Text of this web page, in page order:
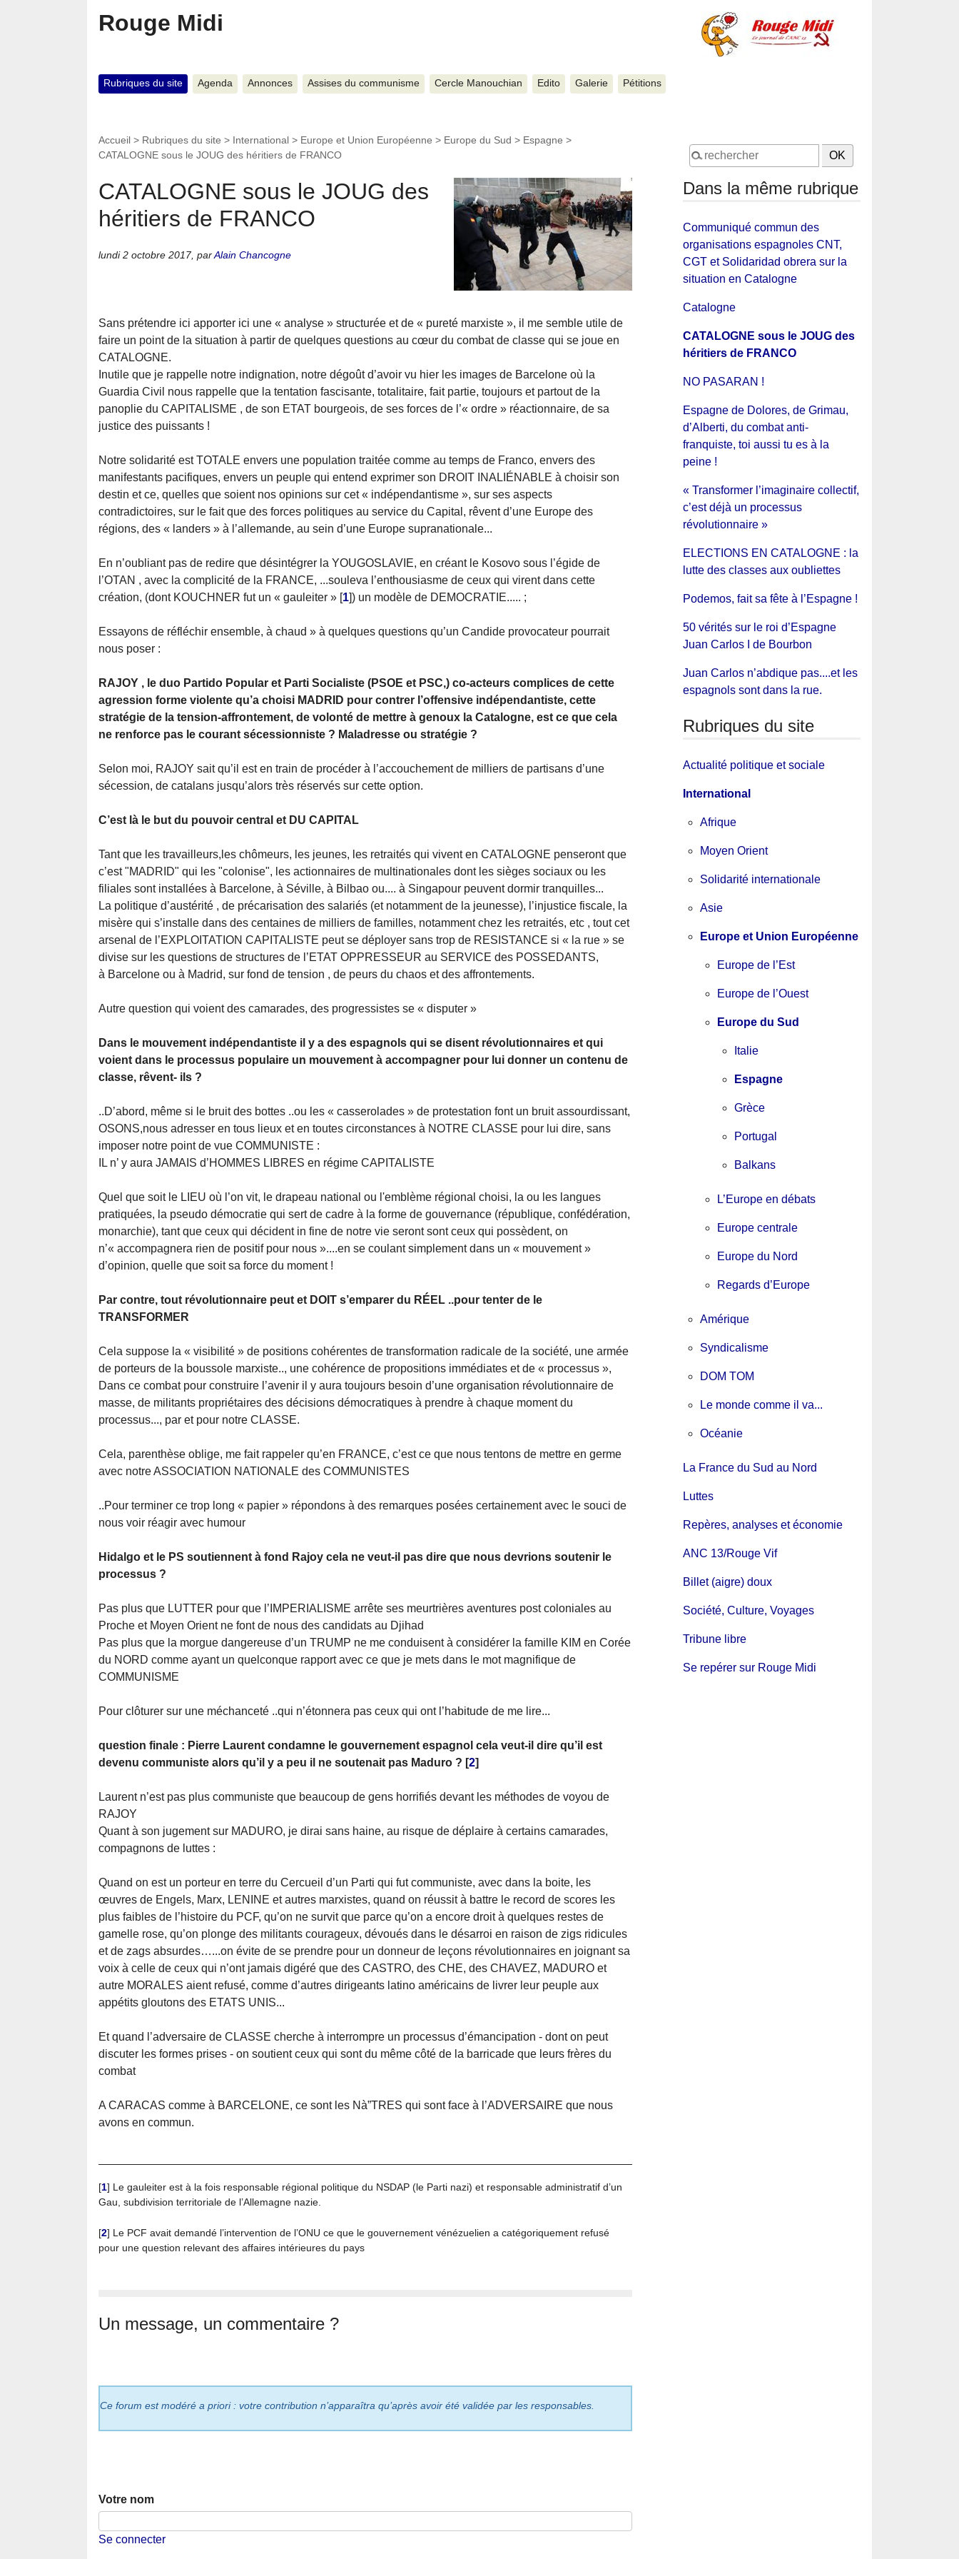
Rouge Midi
Rubriques du site Agenda Annonces Assises du communisme Cercle Manouchian Edito Galerie Pétitions
Accueil > Rubriques du site > International > Europe et Union Européenne > Europe du Sud > Espagne >
CATALOGNE sous le JOUG des héritiers de FRANCO
CATALOGNE sous le JOUG des
héritiers de FRANCO
lundi 2 octobre 2017, parAlain Chancogne
Sans prétendre ici apporter ici une « analyse » structurée et de « pureté marxiste », il me semble utile de
faire un point de la situation à partir de quelques questions au cœur du combat de classe qui se joue en
CATALOGNE.
Inutile que je rappelle notre indignation, notre dégoût d’avoir vu hier les images de Barcelone où la
Guardia Civil nous rappelle que la tentation fascisante, totalitaire, fait partie, toujours et partout de la
panoplie du CAPITALISME , de son ETAT bourgeois, de ses forces de l’« ordre » réactionnaire, de sa
justice des puissants !
Notre solidarité est TOTALE envers une population traitée comme au temps de Franco, envers des
manifestants pacifiques, envers un peuple qui entend exprimer son DROIT INALIÉNABLE à choisir son
destin et ce, quelles que soient nos opinions sur cet « indépendantisme », sur ses aspects
contradictoires, sur le fait que des forces politiques au service du Capital, rêvent d’une Europe des
régions, des « landers » à l’allemande, au sein d’une Europe supranationale...
En n’oubliant pas de redire que désintégrer la YOUGOSLAVIE, en créant le Kosovo sous l’égide de
l’OTAN , avec la complicité de la FRANCE, ...souleva l’enthousiasme de ceux qui virent dans cette
création, (dont KOUCHNER fut un « gauleiter » [1]) un modèle de DEMOCRATIE..... ;
Essayons de réfléchir ensemble, à chaud » à quelques questions qu’un Candide provocateur pourrait
nous poser :
RAJOY , le duo Partido Popular et Parti Socialiste (PSOE et PSC,) co-acteurs complices de cette
agression forme violente qu’a choisi MADRID pour contrer l’offensive indépendantiste, cette
stratégie de la tension-affrontement, de volonté de mettre à genoux la Catalogne, est ce que cela
ne renforce pas le courant sécessionniste ? Maladresse ou stratégie ?
Selon moi, RAJOY sait qu’il est en train de procéder à l’accouchement de milliers de partisans d’une
sécession, de catalans jusqu’alors très réservés sur cette option.
C’est là le but du pouvoir central et DU CAPITAL
Tant que les travailleurs,les chômeurs, les jeunes, les retraités qui vivent en CATALOGNE penseront que
c’est "MADRID" qui les "colonise", les actionnaires de multinationales dont les sièges sociaux ou les
filiales sont installées à Barcelone, à Séville, à Bilbao ou.... à Singapour peuvent dormir tranquilles...
La politique d’austérité , de précarisation des salariés (et notamment de la jeunesse), l’injustice fiscale, la
misère qui s’installe dans des centaines de milliers de familles, notamment chez les retraités, etc , tout cet
arsenal de l’EXPLOITATION CAPITALISTE peut se déployer sans trop de RESISTANCE si « la rue » se
divise sur les questions de structures de l’ETAT OPPRESSEUR au SERVICE des POSSEDANTS,
à Barcelone ou à Madrid, sur fond de tension , de peurs du chaos et des affrontements.
Autre question qui voient des camarades, des progressistes se « disputer »
Dans le mouvement indépendantiste il y a des espagnols qui se disent révolutionnaires et qui
voient dans le processus populaire un mouvement à accompagner pour lui donner un contenu de
classe, rêvent- ils ?
..D’abord, même si le bruit des bottes ..ou les « casserolades » de protestation font un bruit assourdissant,
OSONS,nous adresser en tous lieux et en toutes circonstances à NOTRE CLASSE pour lui dire, sans
imposer notre point de vue COMMUNISTE :
IL n’ y aura JAMAIS d’HOMMES LIBRES en régime CAPITALISTE
Quel que soit le LIEU où l’on vit, le drapeau national ou l'emblème régional choisi, la ou les langues
pratiquées, la pseudo démocratie qui sert de cadre à la forme de gouvernance (république, confédération,
monarchie), tant que ceux qui décident in fine de notre vie seront sont ceux qui possèdent, on
n’« accompagnera rien de positif pour nous »....en se coulant simplement dans un « mouvement »
d’opinion, quelle que soit sa force du moment !
Par contre, tout révolutionnaire peut et DOIT s’emparer du RÉEL ..pour tenter de le
TRANSFORMER
Cela suppose la « visibilité » de positions cohérentes de transformation radicale de la société, une armée
de porteurs de la boussole marxiste.., une cohérence de propositions immédiates et de « processus »,
Dans ce combat pour construire l’avenir il y aura toujours besoin d’une organisation révolutionnaire de
masse, de militants propriétaires des décisions démocratiques à prendre à chaque moment du
processus..., par et pour notre CLASSE.
Cela, parenthèse oblige, me fait rappeler qu’en FRANCE, c’est ce que nous tentons de mettre en germe
avec notre ASSOCIATION NATIONALE des COMMUNISTES
..Pour terminer ce trop long « papier » répondons à des remarques posées certainement avec le souci de
nous voir réagir avec humour
Hidalgo et le PS soutiennent à fond Rajoy cela ne veut-il pas dire que nous devrions soutenir le
processus ?
Pas plus que LUTTER pour que l’IMPERIALISME arrête ses meurtrières aventures post coloniales au
Proche et Moyen Orient ne font de nous des candidats au Djihad
Pas plus que la morgue dangereuse d’un TRUMP ne me conduisent à considérer la famille KIM en Corée
du NORD comme ayant un quelconque rapport avec ce que je mets dans le mot magnifique de
COMMUNISME
Pour clôturer sur une méchanceté ..qui n’étonnera pas ceux qui ont l’habitude de me lire...
question finale : Pierre Laurent condamne le gouvernement espagnol cela veut-il dire qu’il est
devenu communiste alors qu’il y a peu il ne soutenait pas Maduro ? [2]
Laurent n’est pas plus communiste que beaucoup de gens horrifiés devant les méthodes de voyou de
RAJOY
Quant à son jugement sur MADURO, je dirai sans haine, au risque de déplaire à certains camarades,
compagnons de luttes :
Quand on est un porteur en terre du Cercueil d’un Parti qui fut communiste, avec dans la boite, les
œuvres de Engels, Marx, LENINE et autres marxistes, quand on réussit à battre le record de scores les
plus faibles de l’histoire du PCF, qu’on ne survit que parce qu’on a encore droit à quelques restes de
gamelle rose, qu’on plonge des militants courageux, dévoués dans le désarroi en raison de zigs ridicules
et de zags absurdes…...on évite de se prendre pour un donneur de leçons révolutionnaires en joignant sa
voix à celle de ceux qui n’ont jamais digéré que des CASTRO, des CHE, des CHAVEZ, MADURO et
autre MORALES aient refusé, comme d’autres dirigeants latino américains de livrer leur peuple aux
appétits gloutons des ETATS UNIS...
Et quand l’adversaire de CLASSE cherche à interrompre un processus d’émancipation - dont on peut
discuter les formes prises - on soutient ceux qui sont du même côté de la barricade que leurs frères du
combat
A CARACAS comme à BARCELONE, ce sont les Nà”TRES qui sont face à l’ADVERSAIRE que nous
avons en commun.
[1] Le gauleiter est à la fois responsable régional politique du NSDAP (le Parti nazi) et responsable administratif d’un
Gau, subdivision territoriale de l’Allemagne nazie.
[2] Le PCF avait demandé l’intervention de l’ONU ce que le gouvernement vénézuelien a catégoriquement refusé
pour une question relevant des affaires intérieures du pays
Un message, un commentaire ?
Ce forum est modéré a priori : votre contribution n’apparaîtra qu’après avoir été validée par les responsables.
Votre nom
Se connecter
Dans la même rubrique
Communiqué commun des
organisations espagnoles CNT,
CGT et Solidaridad obrera sur la
situation en Catalogne
Catalogne
CATALOGNE sous le JOUG des
héritiers de FRANCO
NO PASARAN !
Espagne de Dolores, de Grimau,
d’Alberti, du combat anti-
franquiste, toi aussi tu es à la
peine !
« Transformer l’imaginaire collectif,
c’est déjà un processus
révolutionnaire »
ELECTIONS EN CATALOGNE : la
lutte des classes aux oubliettes
Podemos, fait sa fête à l’Espagne !
50 vérités sur le roi d’Espagne
Juan Carlos I de Bourbon
Juan Carlos n’abdique pas....et les
espagnols sont dans la rue.
Rubriques du site
Actualité politique et sociale
International
Afrique
Moyen Orient
Solidarité internationale
Asie
Europe et Union Européenne
Europe de l’Est
Europe de l’Ouest
Europe du Sud
Italie
Espagne
Grèce
Portugal
Balkans
L’Europe en débats
Europe centrale
Europe du Nord
Regards d’Europe
Amérique
Syndicalisme
DOM TOM
Le monde comme il va...
Océanie
La France du Sud au Nord
Luttes
Repères, analyses et économie
ANC 13/Rouge Vif
Billet (aigre) doux
Société, Culture, Voyages
Tribune libre
Se repérer sur Rouge Midi